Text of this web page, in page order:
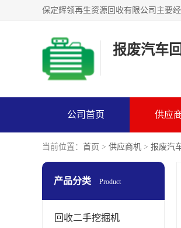
报废汽车
公司首页 供应
当前位置： 首页 > 供应商机 > 报废汽
产品分类 Product
回收二手挖掘机